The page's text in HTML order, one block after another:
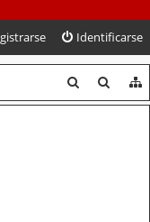
Identificarse
u
u